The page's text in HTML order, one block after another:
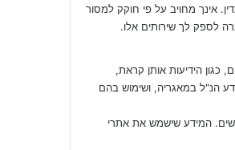
אינך מחויב על פי חוקק למסור
לספק לך שירותים אלו.
הידיעות אותן קראת,
הנ"ל במאגריה, ושימוש בהם
המידע שישמש את אתרי